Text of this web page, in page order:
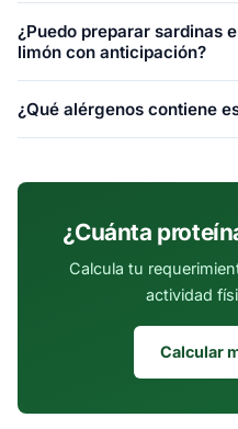
tiene 502 calorías. De estas,
(31%), 223 de grasa y 129
¿Puedo preparar sardinas
limón con anticipación?
bien en refrigerador por 3-4
¿Qué alérgenos contiene
¿Cuánta
Calcula tu
actividad
Calcular